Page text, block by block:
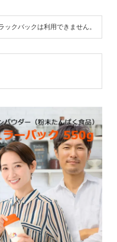
ックバックは利用できません。